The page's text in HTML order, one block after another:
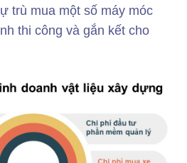
trù mua một số máy móc
thi công và gắn kết cho